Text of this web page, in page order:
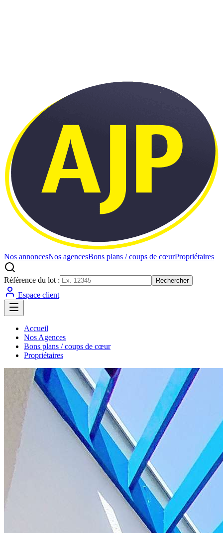
Nos annoncesNos agencesBons plans / coups de cœurPropriétaires
Référence du lot : Rechercher
Espace client
Accueil
Nos Agences
Bons plans / coups de cœur
Propriétaires